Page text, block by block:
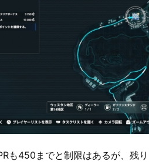
も450までと制限はあるが、残